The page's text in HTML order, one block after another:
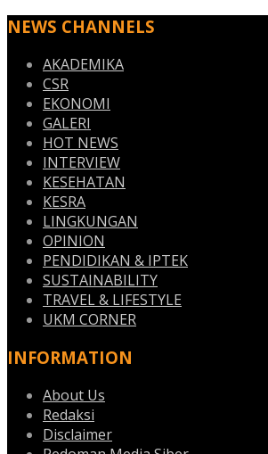
NEWS CHANNELS
AKADEMIKA
CSR
EKONOMI
GALERI
HOT NEWS
INTERVIEW
KESEHATAN
KESRA
LINGKUNGAN
OPINION
PENDIDIKAN & IPTEK
SUSTAINABILITY
TRAVEL & LIFESTYLE
UKM CORNER
INFORMATION
About Us
Redaksi
Disclaimer